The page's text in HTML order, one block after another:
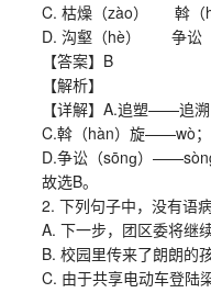
C. 枯燥（zào） 斡（
D. 沟壑（hè） 争讼
【答案】B
【解析】
【详解】A.追塑——追溯
C.斡（hàn）旋——wò；
D.争讼（sōnɡ）——sòng
故选B。
2. 下列句子中，没有语
A. 下一步，团区委将继续
B. 校园里传来了朗朗的孩
C. 由于共享电动车登陆梁